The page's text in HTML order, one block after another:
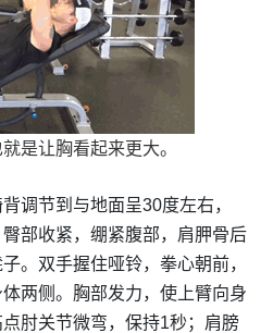
是让胸看起来更大。
调节到与地面呈30度左右，
部收紧，绷紧腹部，肩胛骨后
。双手握住哑铃，拳心朝前，
两侧。胸部发力，使上臂向身
肘关节微弯，保持1秒；肩膀